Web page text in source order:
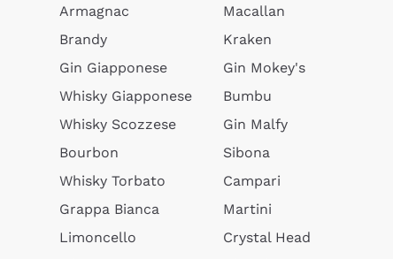
Armagnac
Brandy
Gin Giapponese
Whisky Giapponese
Whisky Scozzese
Bourbon
Whisky Torbato
Grappa Bianca
Limoncello
Macallan
Kraken
Gin Mokey's
Bumbu
Gin Malfy
Sibona
Campari
Martini
Crystal Head